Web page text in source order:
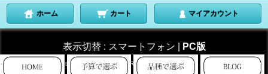
ホーム カート マイアカウント
表示切替 : スマートフォン PC版
Copyright © 2013 KITAKAMAKURASEIMAIJYO All Rights Reserved.